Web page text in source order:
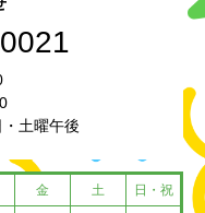
土曜午後
金 土 日・祝